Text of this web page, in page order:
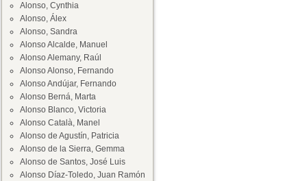
Alonso, Cynthia
Alonso, Álex
Alonso, Sandra
Alonso Alcalde, Manuel
Alonso Alemany, Raúl
Alonso Alonso, Fernando
Alonso Andújar, Fernando
Alonso Berná, Marta
Alonso Blanco, Victoria
Alonso Català, Manel
Alonso de Agustín, Patricia
Alonso de la Sierra, Gemma
Alonso de Santos, José Luis
Alonso Díaz-Toledo, Juan Ramón